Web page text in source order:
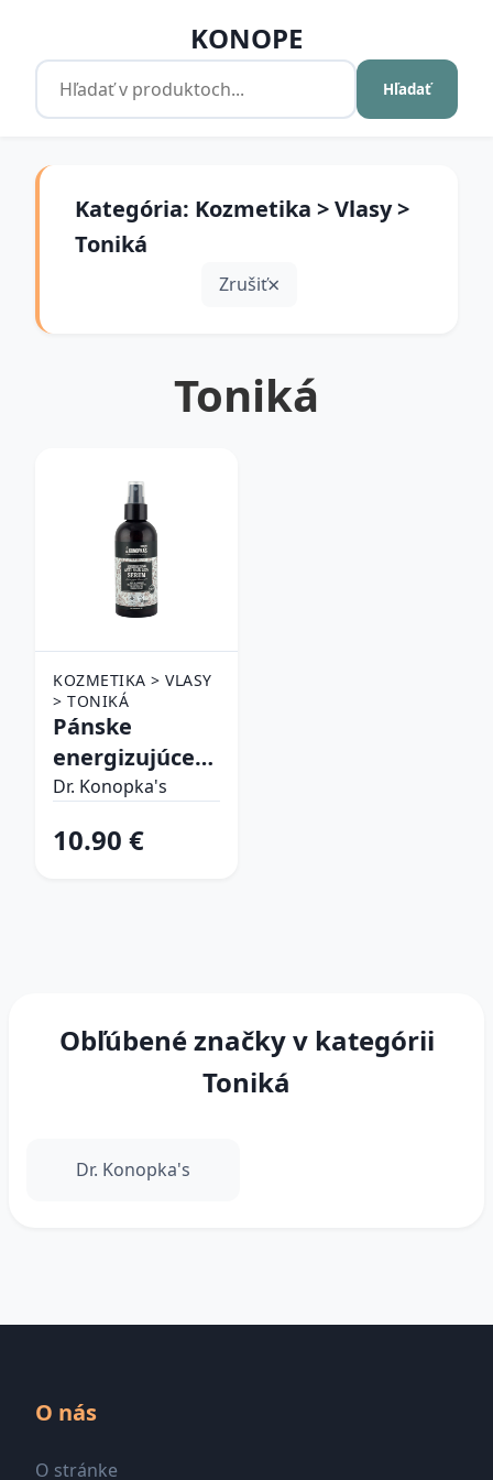
KONOPE
Hľadať
Kategória: Kozmetika > Vlasy >
Toniká
Zrušiť
Toniká
KOZMETIKA > VLASY
> TONIKÁ
Pánske
energizujúce
sérum proti
vlasov - 170 ml
Dr. Konopka's
10.90 €
Obľúbené značky v kategórii
Toniká
Dr. Konopka's
O nás
O stránke